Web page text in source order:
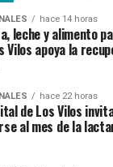
hace 14 horas
leche y alimento
Vilos apoya la
hace 22 horas
de Los Vilos
al mes de la